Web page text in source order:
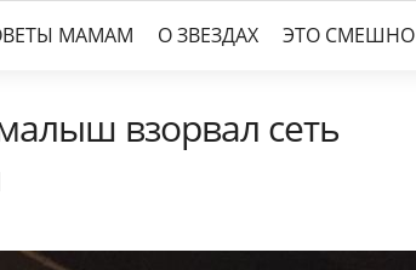
МАМАМ О ЗВЕЗДАХ ЭТО СМЕШНО
взорвал сеть